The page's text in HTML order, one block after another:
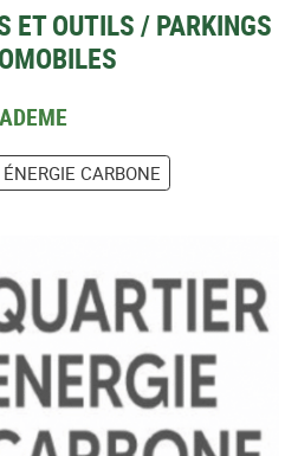
ET OUTILS / PARKINGS
ADEME
CARBONE